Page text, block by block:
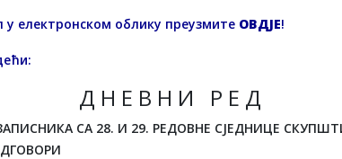
електронском облику преузмите OВДЈЕ!
Д Н Е В Н И Р Е Д
СА 28. И 29. РЕДОВНЕ СЈЕДНИЦЕ